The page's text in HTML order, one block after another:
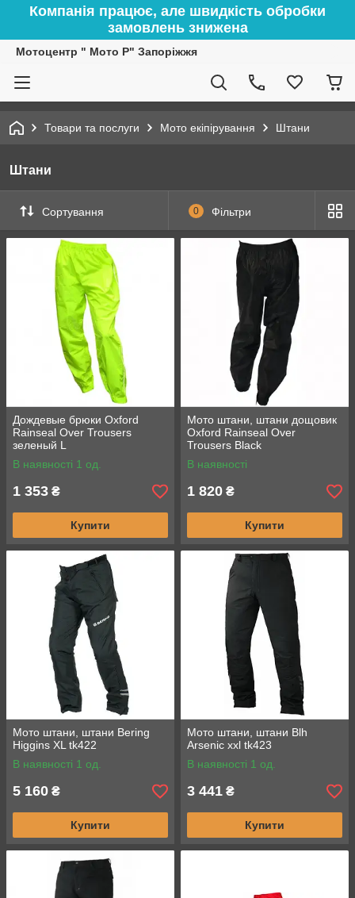
Компанія працює, але швидкість обробки
замовлень знижена
Мотоцентр " Мото Р" Запоріжжя
Товари та послуги Мото екіпірування Штани
Штани
Сортування 0 Фільтри
Дождевые брюки Oxford
Rainseal Over Trousers
зеленый L
В наявності 1 од.
1 353 ₴
Купити
Мото штани, штани дощовик
Oxford Rainseal Over
Trousers Black
В наявності
1 820 ₴
Купити
Мото штани, штани Bering
Higgins XL tk422
В наявності 1 од.
5 160 ₴
Купити
Мото штани, штани Blh
Arsenic xxl tk423
В наявності 1 од.
3 441 ₴
Купити